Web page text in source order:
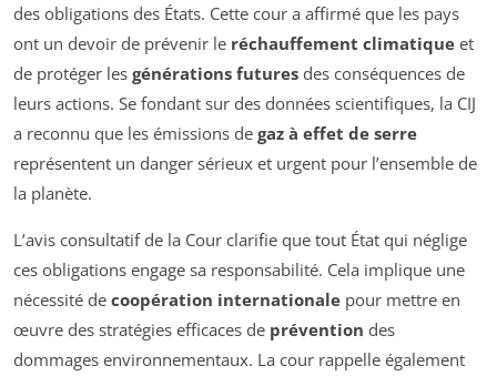
des obligations des États. Cette cour a affirmé que les pays
ont un devoir de prévenir le réchauffement climatique et
de protéger les générations futures des conséquences de
leurs actions. Se fondant sur des données scientifiques, la CIJ
a reconnu que les émissions de gaz à effet de serre
représentent un danger sérieux et urgent pour l’ensemble de
la planète.
L’avis consultatif de la Cour clarifie que tout État qui néglige
ces obligations engage sa responsabilité. Cela implique une
nécessité de coopération internationale pour mettre en
œuvre des stratégies efficaces de prévention des
dommages environnementaux. La cour rappelle également